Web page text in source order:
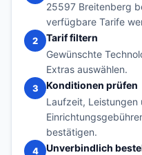
25597 Breitenberg
verfügbare Tarife
2
Tarif filtern
Gewünschte
Extras auswählen.
3
Konditionen prüfen
Laufzeit, Leistungen
bestätigen.
4
Unverbindlich